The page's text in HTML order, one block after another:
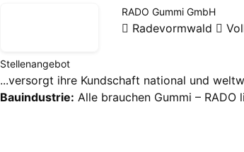
RADO Gummi GmbH
Radevormwald
Stellenangebot
...versorgt ihre Kundschaft national und
Bauindustrie: Alle brauchen Gummi –